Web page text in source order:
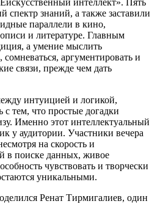
спектр знаний, а также заставили
параллели в кино,
и литературе. Главным
а умение мыслить
сомневаться, аргументировать и
связи, прежде чем дать
интуицией и логикой,
с тем, что простые догадки
Именно этот интеллектуальный
у аудитории. Участники вечера
на скорость и
в поиске данных, живое
чувствовать и творчески
уникальными.
Ренат Тирмигалиев, один